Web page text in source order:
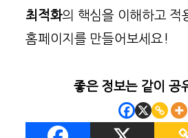
최적화의 핵심을 이해하고 적
홈페이지를 만들어보세요!
좋은 정보는 같이 공